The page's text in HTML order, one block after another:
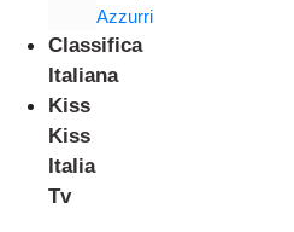
Azzurri
Classifica
Italiana
Kiss
Kiss
Italia
Tv